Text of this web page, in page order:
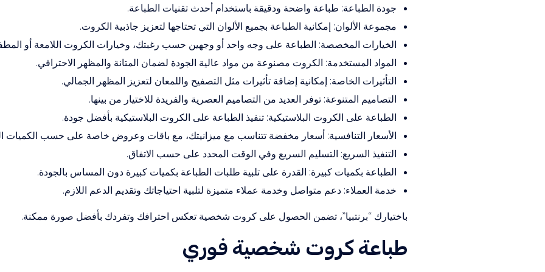
جودة الطباعة: طباعة واضحة ودقيقة باستخدام أحدث تقنيات الطباعة.
مجموعة الألوان: إمكانية الطباعة بجميع الألوان التي تحتاجها لتعزيز جاذبية الكروت.
الخيارات المخصصة: الطباعة على وجه واحد أو وجهين حسب رغبتك، وخيارات الكروت اللامعة أو
المواد المستخدمة: الكروت مصنوعة من مواد عالية الجودة لضمان المتانة والمظهر الاحترافي.
التأثيرات الخاصة: إمكانية إضافة تأثيرات مثل التصفيح واللمعان لتعزيز المظهر الجمالي.
التصاميم المتنوعة: توفر العديد من التصاميم العصرية والفريدة للاختيار من بينها.
الطباعة على الكروت البلاستيكية: تنفيذ الطباعة على الكروت البلاستيكية بأفضل جودة.
الأسعار التنافسية: أسعار مخفضة تتناسب مع ميزانيتك، مع باقات وعروض خاصة على حسب الكميات
التنفيذ السريع: التسليم السريع وفي الوقت المحدد على حسب الاتفاق.
الطباعة بكميات كبيرة: القدرة على تلبية طلبات الطباعة بكميات كبيرة دون المساس بالجودة.
خدمة العملاء: دعم متواصل وخدمة عملاء متميزة لتلبية احتياجاتك وتقديم الدعم اللازم.
باختيارك “برنتبيا”، تضمن الحصول على كروت شخصية تعكس احترافك وتفردك بأفضل صورة ممكنة.
طباعة كروت شخصية فوري